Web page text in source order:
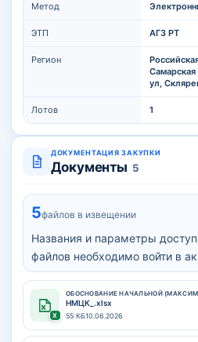
Метод
ЭТП АГЗ РТ
Регион
ул,
Лотов 1
ДОКУМЕНТАЦИЯ ЗАКУПКИ
Документы 5
5файлов в извещении
Названия и параметры
файлов необходимо войти в
X
НМЦК_.xlsx
55 КБ10.06.2026